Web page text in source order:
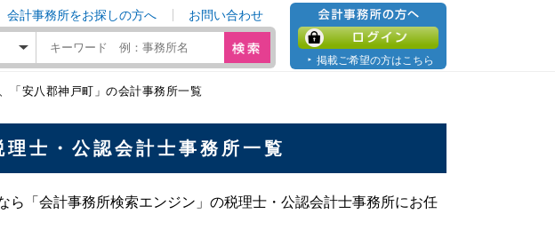
会計事務所をお探しの方へ
お問い合わせ
会計事務所の方へ
ログイン
掲載ご希望の方はこちら
「安八郡神戸町」の会計事務所一覧
理士・公認会計士事務所一覧
ら「会計事務所検索エンジン」の税理士・公認会計士事務所にお任